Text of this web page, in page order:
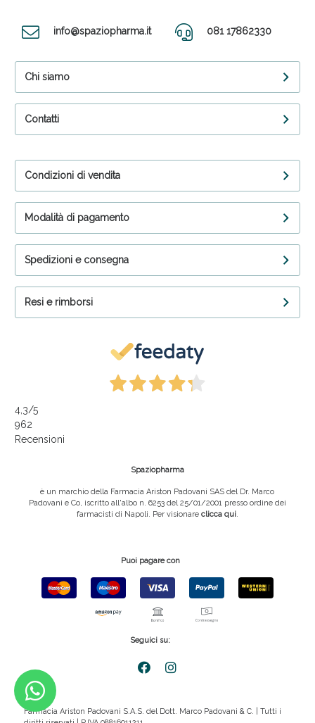
info@spaziopharma.it 081 17862330
Chi siamo
Contatti
Condizioni di vendita
Modalità di pagamento
Spedizioni e consegna
Resi e rimborsi
4,3/5
962
Recensioni
Spaziopharma
è un marchio della Farmacia Ariston Padovani SAS del Dr. Marco
Padovani e Co, iscritto all'albo n. 6253 del 25/01/2001 presso ordine dei
farmacisti di Napoli. Per visionare clicca qui.
Puoi pagare con
Seguici su:
Farmacia Ariston Padovani S.A.S. del Dott. Marco Padovani & C. | Tutti i